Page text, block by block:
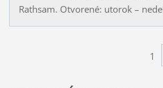
Rathsam. Otvorené: utorok –
1